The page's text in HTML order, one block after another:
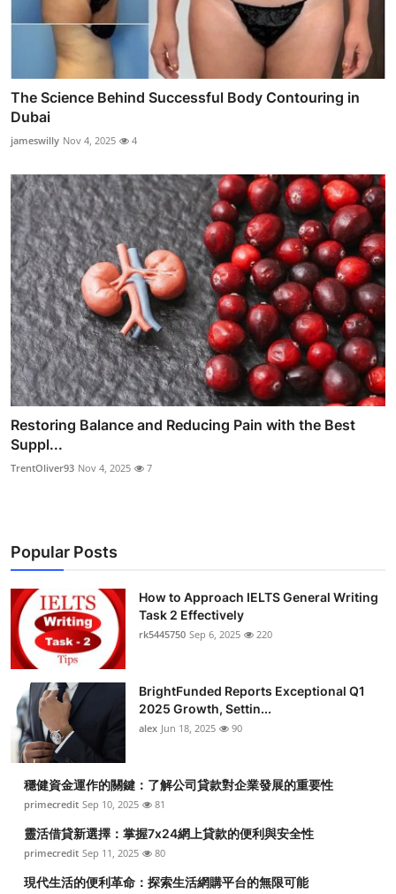
The Science Behind Successful Body Contouring in
Dubai
jameswilly Nov 4, 2025 4
Restoring Balance and Reducing Pain with the Best
Suppl...
TrentOliver93 Nov 4, 2025 7
Popular Posts
How to Approach IELTS General Writing
Task 2 Effectively
rk5445750 Sep 6, 2025 220
BrightFunded Reports Exceptional Q1
2025 Growth, Settin...
alex Jun 18, 2025 90
穩健資金運作的關鍵：了解公司貸款對企業發展的重要性
primecredit Sep 10, 2025 81
靈活借貸新選擇：掌握7x24網上貸款的便利與安全性
primecredit Sep 11, 2025 80
現代生活的便利革命：探索生活網購平台的無限可能